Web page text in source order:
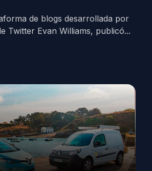
de blogs desarrollada por
Twitter Evan Williams, publicó...